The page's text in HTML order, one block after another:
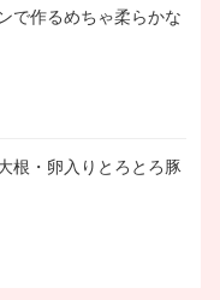
で作るめちゃ柔らかな
根・卵入りとろとろ豚